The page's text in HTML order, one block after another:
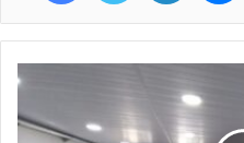
en su vivienda, colindante al
Según la valoración de los
reviste a un HECHO